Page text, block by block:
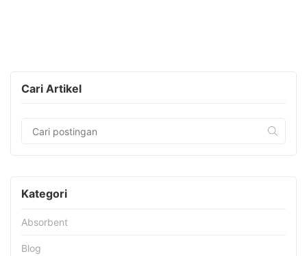
Cari Artikel
Kategori
Absorbent
Blog